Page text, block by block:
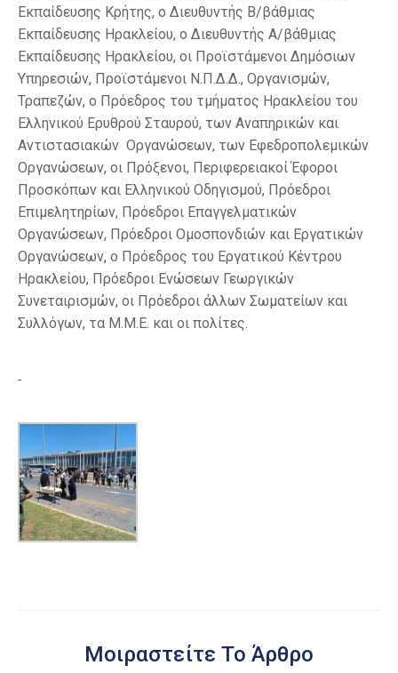
Εκπαίδευσης Κρήτης, ο Διευθυντής Β/βάθμιας
Εκπαίδευσης Ηρακλείου, ο Διευθυντής Α/βάθμιας
Εκπαίδευσης Ηρακλείου, οι Προϊστάμενοι Δημόσιων
Υπηρεσιών, Προϊστάμενοι Ν.Π.Δ.Δ., Οργανισμών,
Τραπεζών, ο Πρόεδρος του τμήματος Ηρακλείου του
Ελληνικού Ερυθρού Σταυρού, των Αναπηρικών και
Αντιστασιακών Οργανώσεων, των Εφεδροπολεμικών
Οργανώσεων, οι Πρόξενοι, Περιφερειακοί Έφοροι
Προσκόπων και Ελληνικού Οδηγισμού, Πρόεδροι
Επιμελητηρίων, Πρόεδροι Επαγγελματικών
Οργανώσεων, Πρόεδροι Ομοσπονδιών και Εργατικών
Οργανώσεων, ο Πρόεδρος του Εργατικού Κέντρου
Ηρακλείου, Πρόεδροι Ενώσεων Γεωργικών
Συνεταιρισμών, οι Πρόεδροι άλλων Σωματείων και
Συλλόγων, τα Μ.Μ.Ε. και οι πολίτες.
Μοιραστείτε Το Άρθρο